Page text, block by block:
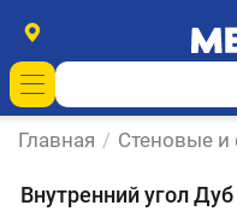
Главная / Стеновые
Внутренний угол